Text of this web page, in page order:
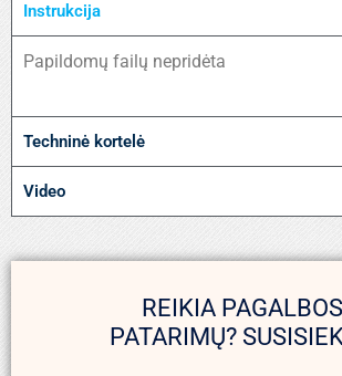
Instrukcija
Papildomų failų nepridėta
Techninė kortelė
Video
REIKIA
PATARIMŲ?